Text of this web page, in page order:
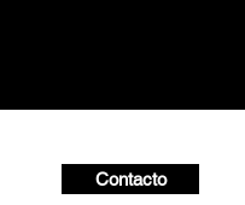
Contacto